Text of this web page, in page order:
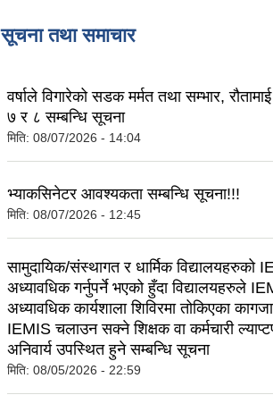
सूचना तथा समाचार
वर्षाले विगारेको सडक मर्मत तथा सम्भार,
७ र ८ सम्बन्धि सूचना
मिति: 08/07/2026 - 14:04
भ्याकसिनेटर आवश्यकता सम्बन्धि सूचना!!!
मिति: 08/07/2026 - 12:45
सामुदायिक/संस्थागत र धार्मिक विद्यालयहरुको
अध्यावधिक गर्नुपर्ने भएको हुँदा विद्यालयहरुले
अध्यावधिक कार्यशाला शिविरमा तोकिएका
IEMIS चलाउन सक्ने शिक्षक वा कर्मचारी
अनिवार्य उपस्थित हुने सम्बन्धि सूचना
मिति: 08/05/2026 - 22:59